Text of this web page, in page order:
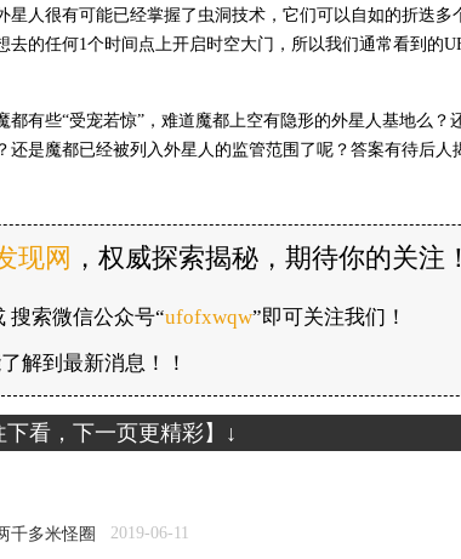
星人很有可能已经掌握了虫洞技术，它们可以自如的折迭多
的任何1个时间点上开启时空大门，所以我们通常看到的
有些“受宠若惊”，难道魔都上空有隐形的外星人基地么？
还是魔都已经被列入外星人的监管范围了呢？答案有待后人
现网 ，权威探索揭秘，期待你的关注！
搜索微信公众号“ufofxwqw”即可关注我们！
解到最新消息！！
下看，下一页更精彩】↓
千多米怪圈 2019-06-11